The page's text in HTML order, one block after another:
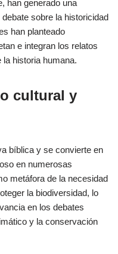
han generado una
sobre la historicidad
han planteado
e integran los relatos
historia humana.
cultural y
bíblica y se convierte en
en numerosas
metáfora de la necesidad
la biodiversidad, lo
en los debates
y la conservación